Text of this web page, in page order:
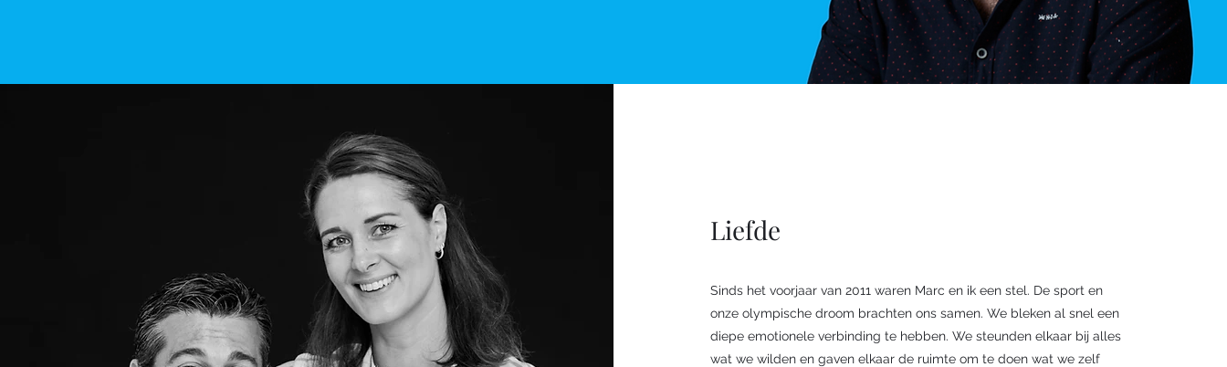
Liefde
Sinds het voorjaar van 2011 waren Marc en ik een stel. De sport en
onze olympische droom brachten ons samen. We bleken al snel een
diepe emotionele verbinding te hebben. We steunden elkaar bij alles
wat we wilden en gaven elkaar de ruimte om te doen wat we zelf